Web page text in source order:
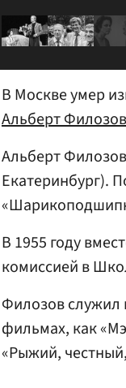
В Москве умер
Альберт Филозов
Альберт
Екатеринбург).
В 1955 году
комиссией в
Филозов служил
фильмах, как
«Рыжий,